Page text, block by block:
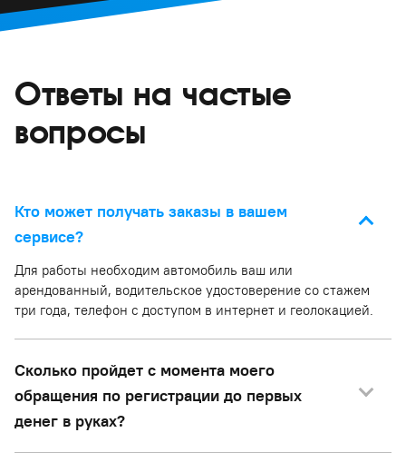
Ответы на частые
вопросы
Кто может получать заказы в вашем
сервисе?
Для работы необходим автомобиль ваш или
арендованный, водительское удостоверение со стажем
три года, телефон с доступом в интернет и геолокацией.
Сколько пройдет с момента моего
обращения по регистрации до первых
денег в руках?